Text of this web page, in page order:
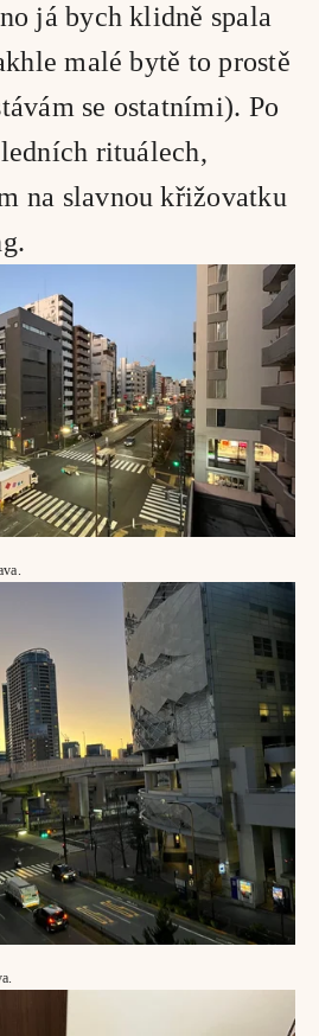
já bych klidně spala
malé bytě to prostě
se ostatními). Po
rituálech,
na slavnou křižovatku